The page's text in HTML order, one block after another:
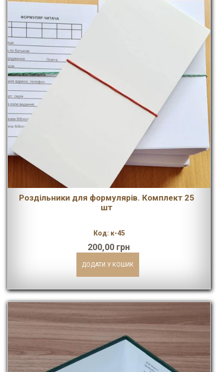
Роздільники для формулярів. Комплект 25
шт
Код: к-45
200,00 грн